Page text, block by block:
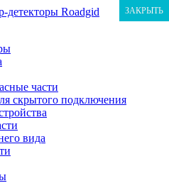
части
скрытого подключения
вида
ЗАКРЫТЬ
ЗАКРЫТЬ
ЗАКРЫТЬ